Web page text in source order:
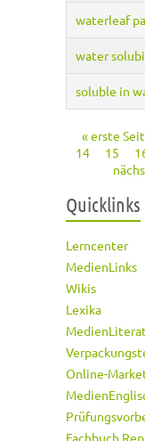
waterleaf
water
soluble in
Seiten
« erste
14
15
Quicklinks
Lerncenter
MedienLinks
Wikis
Lexika
Online-
Fachbuch